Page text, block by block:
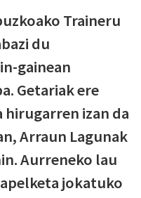
Traineru
du
gainean
Getariak ere
izan da
Arraun Lagunak
Aurreneko lau
jokatuko